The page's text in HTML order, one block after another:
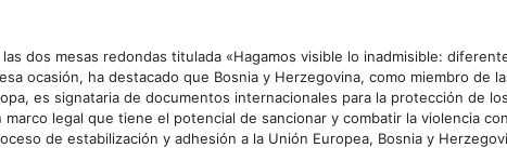
dos mesas redondas titulada «Hagamos visible lo inadmisible:
ocasión, ha destacado que Bosnia y Herzegovina, como miembro de
es signataria de documentos internacionales para la protección de los
legal que tiene el potencial de sancionar y combatir la violencia
de estabilización y adhesión a la Unión Europea, Bosnia y